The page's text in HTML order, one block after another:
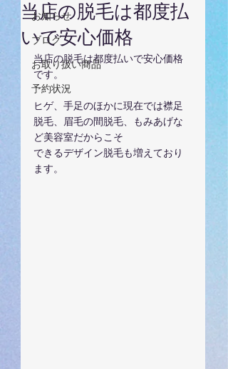
お知らせ
ブログ
お取り扱い商品
予約状況
当店の脱毛は都度払
いで安心価格
当店の脱毛は都度払いで安心価格
です。
ヒゲ、手足のほかに現在では襟足
脱毛、眉毛の間脱毛、もみあげな
ど美容室だからこそ
できるデザイン脱毛も増えており
ます。